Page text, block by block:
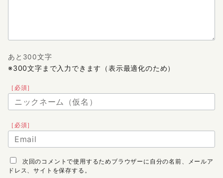
あと300文字
※300文字まで入力できます（表示最適化のため）
［必須］
［必須］
次回のコメントで使用するためブラウザーに自分の名前、メールア
ドレス、サイトを保存する。